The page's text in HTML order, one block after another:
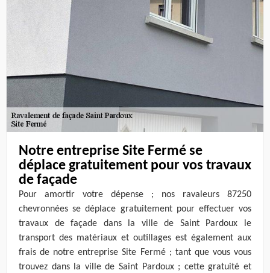
Notre entreprise Site Fermé se
déplace gratuitement pour vos travaux
de façade
Pour amortir votre dépense ; nos ravaleurs 87250
chevronnées se déplace gratuitement pour effectuer vos
travaux de façade dans la ville de Saint Pardoux le
transport des matériaux et outillages est également aux
frais de notre entreprise Site Fermé ; tant que vous vous
trouvez dans la ville de Saint Pardoux ; cette gratuité et